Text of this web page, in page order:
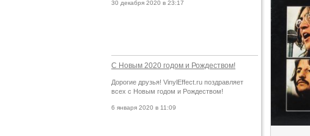
30 декабря 2020 в 23:17
С Новым 2020 годом и Рождеством!
Дорогие друзья! VinylEffect.ru поздравляет
всех с Новым годом и Рождеством!
6 января 2020 в 11:09